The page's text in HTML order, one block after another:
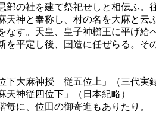
の社を建て祭祀せしと相伝ふ
神と奉称し、村の名を大麻と云ふ
す。天皇、皇子神櫛王に平げ
平定し後、国造に任ぜらる。
大麻神授 従五位上」（三代実録
従四位下」（日本紀略）
に、位田の御寄進もありたり。